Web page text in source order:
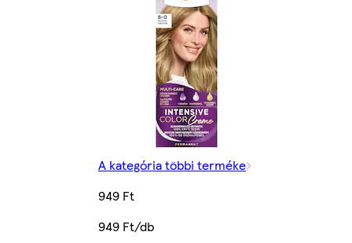
A kategória többi terméke
949 Ft
949 Ft/db